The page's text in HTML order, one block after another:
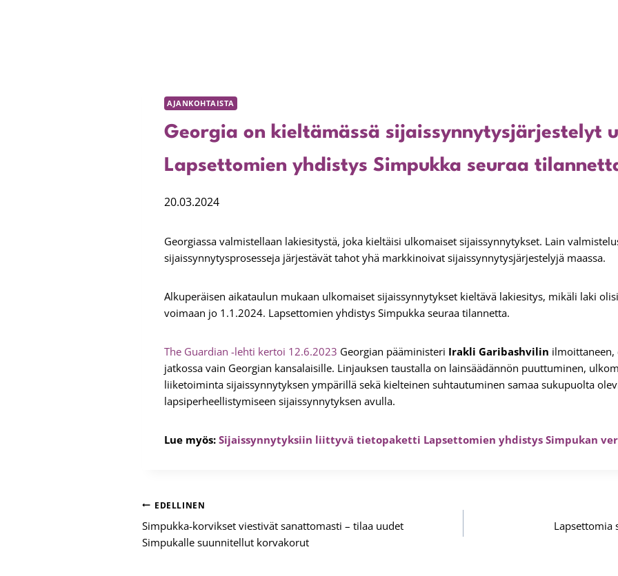
AJANKOHTAISTA
Georgia on kieltämässä sijaissynnytysjärjestelyt
Lapsettomien yhdistys Simpukka seuraa
20.03.2024
Georgiassa valmistellaan lakiesitystä, joka kieltäisi ulkomaiset sijaissynnytykset. Lain
sijaissynnytysprosesseja järjestävät tahot yhä markkinoivat sijaissynnytysjärjestelyjä maassa.
Alkuperäisen aikataulun mukaan ulkomaiset sijaissynnytykset kieltävä lakiesitys, mikäli laki
voimaan jo 1.1.2024. Lapsettomien yhdistys Simpukka seuraa tilannetta.
The Guardian -lehti kertoi 12.6.2023 Georgian pääministeri Irakli Garibashvilin ilmoittaneen,
jatkossa vain Georgian kansalaisille. Linjauksen taustalla on lainsäädännön puuttuminen,
liiketoiminta sijaissynnytyksen ympärillä sekä kielteinen suhtautuminen samaa sukupuolta
lapsiperheellistymiseen sijaissynnytyksen avulla.
Lue myös: Sijaissynnytyksiin liittyvä tietopaketti Lapsettomien yhdistys Simpukan
Artikkelien
selaus
EDELLINEN
Simpukka-korvikset viestivät sanattomasti – tilaa uudet
Simpukalle suunnitellut korvakorut
Lapsettomia